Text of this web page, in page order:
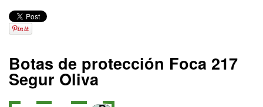
Botas de protección Foca 217
Segur Oliva